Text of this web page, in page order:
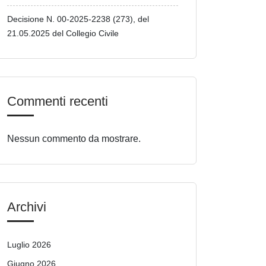
Decisione N. 00-2025-2238 (273), del
21.05.2025 del Collegio Civile
Commenti recenti
Nessun commento da mostrare.
Archivi
Luglio 2026
Giugno 2026